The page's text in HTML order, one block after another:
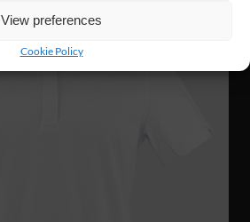
View preferences
Cookie Policy